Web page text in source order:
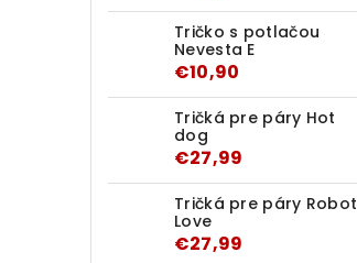
Tričko s potlačou
Nevesta E
€10,90
Tričká pre páry Hot
dog
€27,99
Tričká pre páry Robot
Love
€27,99